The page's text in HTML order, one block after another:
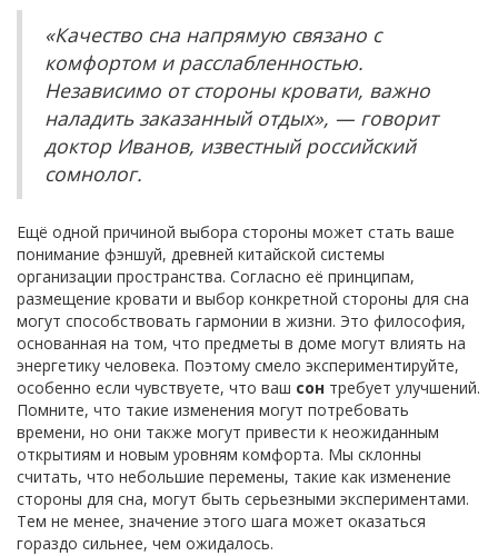
«Качество сна напрямую связано с
комфортом и расслабленностью.
Независимо от стороны кровати, важно
наладить заказанный отдых», — говорит
доктор Иванов, известный российский
сомнолог.
Ещё одной причиной выбора стороны может стать ваше
понимание фэншуй, древней китайской системы
организации пространства. Согласно её принципам,
размещение кровати и выбор конкретной стороны для сна
могут способствовать гармонии в жизни. Это философия,
основанная на том, что предметы в доме могут влиять на
энергетику человека. Поэтому смело экспериментируйте,
особенно если чувствуете, что ваш сон требует улучшений.
Помните, что такие изменения могут потребовать
времени, но они также могут привести к неожиданным
открытиям и новым уровням комфорта. Мы склонны
считать, что небольшие перемены, такие как изменение
стороны для сна, могут быть серьезными экспериментами.
Тем не менее, значение этого шага может оказаться
гораздо сильнее, чем ожидалось.